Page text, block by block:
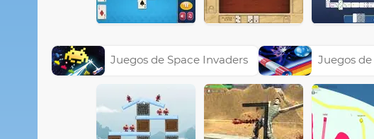
Juegos de Space Invaders Juegos